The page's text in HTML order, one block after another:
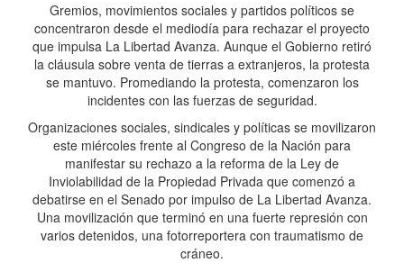
Gremios, movimientos sociales y partidos políticos se
concentraron desde el mediodía para rechazar el proyecto
que impulsa La Libertad Avanza. Aunque el Gobierno retiró
la cláusula sobre venta de tierras a extranjeros, la protesta
se mantuvo. Promediando la protesta, comenzaron los
incidentes con las fuerzas de seguridad.
Organizaciones sociales, sindicales y políticas se movilizaron
este miércoles frente al Congreso de la Nación para
manifestar su rechazo a la reforma de la Ley de
Inviolabilidad de la Propiedad Privada que comenzó a
debatirse en el Senado por impulso de La Libertad Avanza.
Una movilización que terminó en una fuerte represión con
varios detenidos, una fotorreportera con traumatismo de
cráneo.